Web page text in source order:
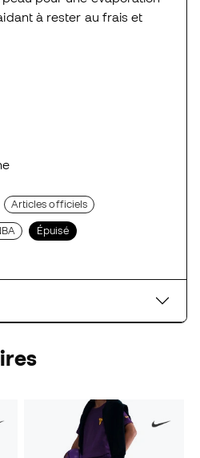
à rester au frais et
Articles officiels
Épuisé